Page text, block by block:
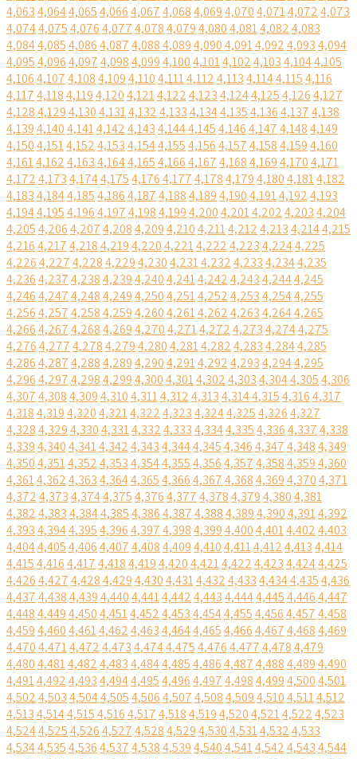
4,0634,0644,0654,0664,0674,0684,0694,0704,0714,0724,073
4,0744,0754,0764,0774,0784,0794,0804,0814,0824,083
4,0844,0854,0864,0874,0884,0894,0904,0914,0924,0934,094
4,0954,0964,0974,0984,0994,1004,1014,1024,1034,1044,105
4,1064,1074,1084,1094,1104,1114,1124,1134,1144,1154,116
4,1174,1184,1194,1204,1214,1224,1234,1244,1254,1264,127
4,1284,1294,1304,1314,1324,1334,1344,1354,1364,1374,138
4,1394,1404,1414,1424,1434,1444,1454,1464,1474,1484,149
4,1504,1514,1524,1534,1544,1554,1564,1574,1584,1594,160
4,1614,1624,1634,1644,1654,1664,1674,1684,1694,1704,171
4,1724,1734,1744,1754,1764,1774,1784,1794,1804,1814,182
4,1834,1844,1854,1864,1874,1884,1894,1904,1914,1924,193
4,1944,1954,1964,1974,1984,1994,2004,2014,2024,2034,204
4,2054,2064,2074,2084,2094,2104,2114,2124,2134,2144,215
4,2164,2174,2184,2194,2204,2214,2224,2234,2244,225
4,2264,2274,2284,2294,2304,2314,2324,2334,2344,235
4,2364,2374,2384,2394,2404,2414,2424,2434,2444,245
4,2464,2474,2484,2494,2504,2514,2524,2534,2544,255
4,2564,2574,2584,2594,2604,2614,2624,2634,2644,265
4,2664,2674,2684,2694,2704,2714,2724,2734,2744,275
4,2764,2774,2784,2794,2804,2814,2824,2834,2844,285
4,2864,2874,2884,2894,2904,2914,2924,2934,2944,295
4,2964,2974,2984,2994,3004,3014,3024,3034,3044,3054,306
4,3074,3084,3094,3104,3114,3124,3134,3144,3154,3164,317
4,3184,3194,3204,3214,3224,3234,3244,3254,3264,327
4,3284,3294,3304,3314,3324,3334,3344,3354,3364,3374,338
4,3394,3404,3414,3424,3434,3444,3454,3464,3474,3484,349
4,3504,3514,3524,3534,3544,3554,3564,3574,3584,3594,360
4,3614,3624,3634,3644,3654,3664,3674,3684,3694,3704,371
4,3724,3734,3744,3754,3764,3774,3784,3794,3804,381
4,3824,3834,3844,3854,3864,3874,3884,3894,3904,3914,392
4,3934,3944,3954,3964,3974,3984,3994,4004,4014,4024,403
4,4044,4054,4064,4074,4084,4094,4104,4114,4124,4134,414
4,4154,4164,4174,4184,4194,4204,4214,4224,4234,4244,425
4,4264,4274,4284,4294,4304,4314,4324,4334,4344,4354,436
4,4374,4384,4394,4404,4414,4424,4434,4444,4454,4464,447
4,4484,4494,4504,4514,4524,4534,4544,4554,4564,4574,458
4,4594,4604,4614,4624,4634,4644,4654,4664,4674,4684,469
4,4704,4714,4724,4734,4744,4754,4764,4774,4784,479
4,4804,4814,4824,4834,4844,4854,4864,4874,4884,4894,490
4,4914,4924,4934,4944,4954,4964,4974,4984,4994,5004,501
4,5024,5034,5044,5054,5064,5074,5084,5094,5104,5114,512
4,5134,5144,5154,5164,5174,5184,5194,5204,5214,5224,523
4,5244,5254,5264,5274,5284,5294,5304,5314,5324,533
4,5344,5354,5364,5374,5384,5394,5404,5414,5424,5434,544